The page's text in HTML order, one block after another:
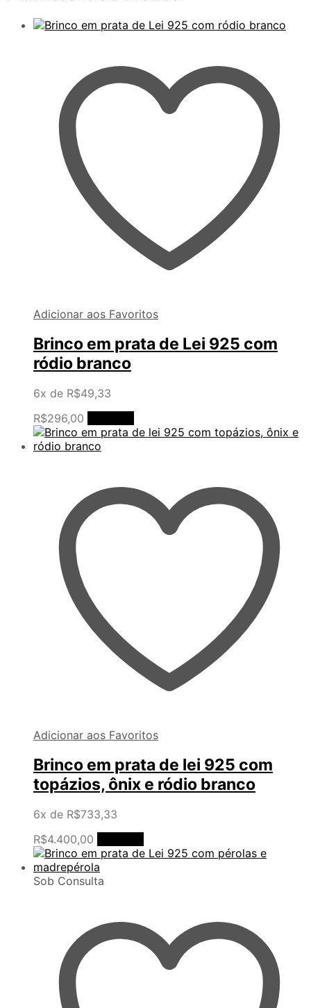
Adicionar aos Favoritos
Brinco em prata de Lei 925 com
ródio branco
6x de R$49,33
R$296,00
Adicionar aos Favoritos
Brinco em prata de lei 925 com
topázios, ônix e ródio branco
6x de R$733,33
R$4.400,00
Sob Consulta